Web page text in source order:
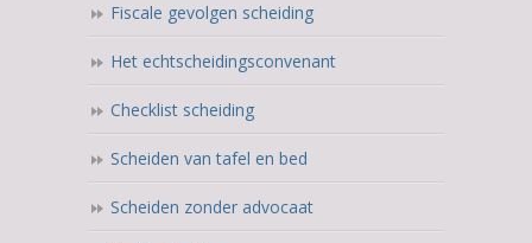
Fiscale gevolgen scheiding
Het echtscheidingsconvenant
Checklist scheiding
Scheiden van tafel en bed
Scheiden zonder advocaat